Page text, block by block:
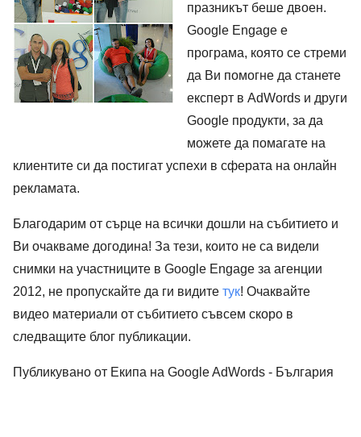
празникът беше двоен.
Google Engage е
програма, която се стреми
да Ви помогне да станете
експерт в AdWords и други
Google продукти, за да
можете да помагате на
клиентите си да постигат успехи в сферата на онлайн
рекламата.
Благодарим от сърце на всички дошли на събитието и
Ви очакваме догодина! За тези, които не са видели
снимки на участниците в Google Engage за агенции
2012, не пропускайте да ги видите тук! Очаквайте
видео материали от събитието съвсем скоро в
следващите блог публикации.
Публикувано от Екипа на Google AdWords - България